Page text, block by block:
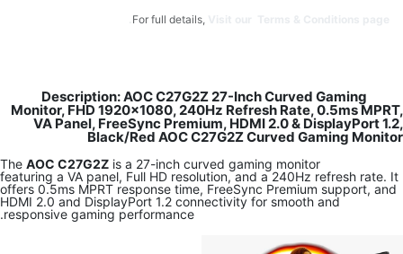
For full details,
Description: AOC C27G2Z 27-Inch Curved Gaming
Monitor, FHD 1920×1080, 240Hz Refresh Rate, 0.5ms MPRT,
VA Panel, FreeSync Premium, HDMI 2.0 & DisplayPort 1.2,
Black/Red AOC C27G2Z Curved Gaming Monitor
The AOC C27G2Z is a 27-inch curved gaming monitor
featuring a VA panel, Full HD resolution, and a 240Hz refresh rate. It
offers 0.5ms MPRT response time, FreeSync Premium support, and
HDMI 2.0 and DisplayPort 1.2 connectivity for smooth and
responsive gaming performance.